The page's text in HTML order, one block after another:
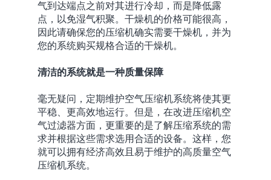
气到达端点之前对其进行冷却，而是降低露
点，以免湿气积聚。干燥机的价格可能很高，
因此请确保您的压缩机确实需要干燥机，并为
您的系统购买规格合适的干燥机。
清洁的系统就是一种质量保障
毫无疑问，定期维护空气压缩机系统将使其更
平稳、更高效地运行。但是，在改进压缩机空
气过滤器方面，更重要的是了解压缩系统的需
求并根据这些需求选用合适的设备。这样，您
就可以拥有经济高效且易于维护的高质量空气
压缩机系统。